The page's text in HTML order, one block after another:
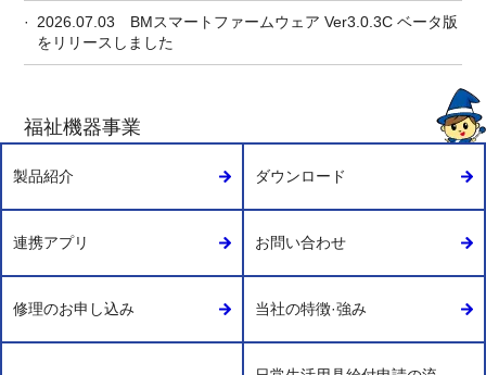
2026.07.03
BMスマートファームウェア Ver3.0.3C ベータ版
をリリースしました
福祉機器事業
製品紹介 ダウンロード
連携アプリ お問い合わせ
修理のお申し込み 当社の特徴·強み